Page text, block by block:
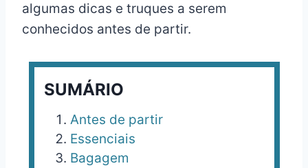
algumas dicas e truques a serem
conhecidos antes de partir.
SUMÁRIO
Antes de partir
Essenciais
Bagagem